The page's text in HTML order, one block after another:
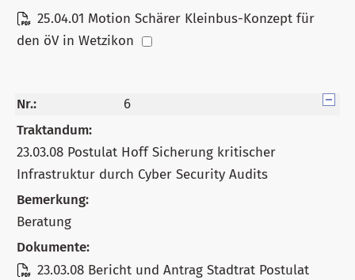
25.04.01 Motion Schärer Kleinbus-Konzept für
den öV in Wetzikon
Nr.:
6
Traktandum:
23.03.08 Postulat Hoff Sicherung kritischer
Infrastruktur durch Cyber Security Audits
Bemerkung:
Beratung
Dokumente:
23.03.08 Bericht und Antrag Stadtrat Postulat